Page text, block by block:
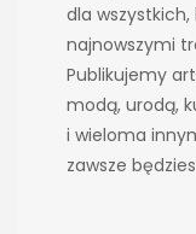
dla
najnowszymi
Publikujemy
modą, urodą,
i wieloma
zawsze